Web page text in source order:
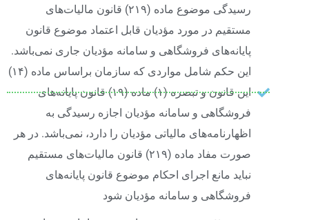
رسیدگی موضوع ماده ‌(۲۱۹) قانون مالیات‌های
مستقیم در مورد مؤدیان قابل اعتماد موضوع قانون
پایانه‌های فروشگاهی و سامانه مؤدیان جاری نمی‌باشد.
این حکم شامل مواردی که سازمان براساس ماده ‌(۱۴)
این قانون و تبصره (۱) ماده ‌(۱۹) قانون پایانه‌های
فروشگاهی و سامانه مؤدیان اجازه رسیدگی به
اظهارنامه‌های مالیاتی مؤدیان را دارد، نمی‌باشد. در هر
صورت مفاد ماده (۲۱۹) قانون مالیات‌های مستقیم
نباید مانع اجرای احکام موضوع قانون پایانه‌های
فروشگاهی و سامانه مؤدیان شود